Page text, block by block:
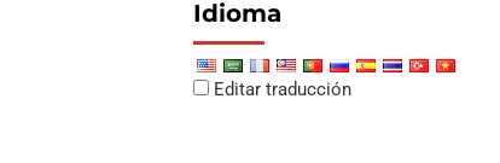
≥240
Idioma
Editar traducción